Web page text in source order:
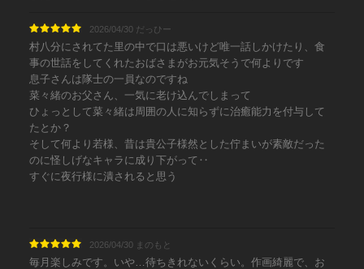
2026/04/30 だっひー
村八分にされてた里の中で口は悪いけど唯一話しかけたり、食
事の世話をしてくれたおばさまがお元気そうで何よりです
息子さんは隊士の一員なのですね
菜々緒のお父さん、一気に老け込んでしまって
ひょっとして菜々緒は周囲の人に知らずに治癒能力を付与して
たとか？
そして何より若様、昔は貴公子様然とした佇まいが素敵だった
のに怪しげなキャラに成り下がって‥
すぐに夜行様に潰されると思う
2026/04/30 まのもと
毎月楽しみです。いや…待ちきれないくらい。作画綺麗で、お